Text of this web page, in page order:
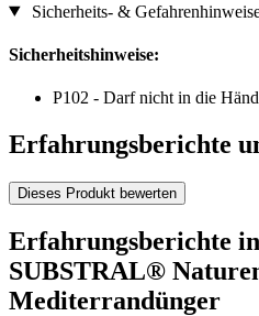
Sicherheits- &
Sicherheitshinweise:
P102 - Darf nicht in die
Erfahrungsberichte
Dieses Produkt bewerten
Erfahrungsberichte
SUBSTRAL®
Mediterrandünger